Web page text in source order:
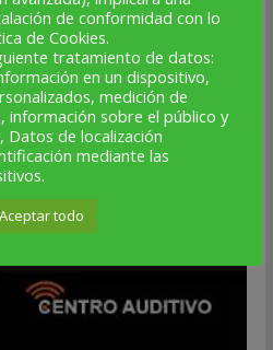
de conformidad con lo
de Cookies.
tratamiento de datos:
en un dispositivo,
medición de
información sobre el público y
de localización
mediante las
Aceptar todo